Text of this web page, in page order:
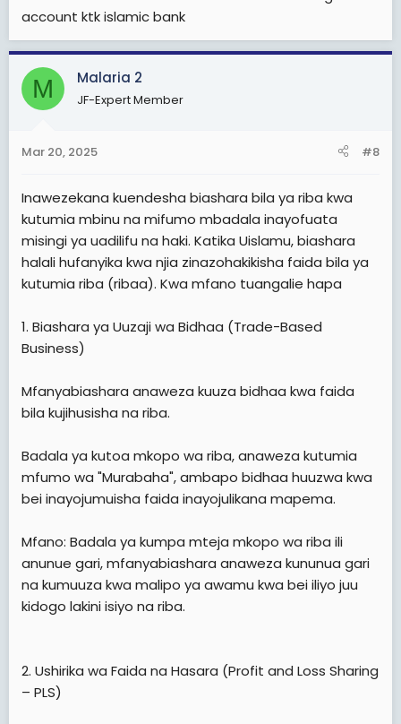
account ktk islamic bank
M Malaria 2
JF-Expert Member
Mar 20, 2025 #8
Inawezekana kuendesha biashara bila ya riba kwa
kutumia mbinu na mifumo mbadala inayofuata
misingi ya uadilifu na haki. Katika Uislamu, biashara
halali hufanyika kwa njia zinazohakikisha faida bila ya
kutumia riba (ribaa). Kwa mfano tuangalie hapa
1. Biashara ya Uuzaji wa Bidhaa (Trade-Based
Business)
Mfanyabiashara anaweza kuuza bidhaa kwa faida
bila kujihusisha na riba.
Badala ya kutoa mkopo wa riba, anaweza kutumia
mfumo wa "Murabaha", ambapo bidhaa huuzwa kwa
bei inayojumuisha faida inayojulikana mapema.
Mfano: Badala ya kumpa mteja mkopo wa riba ili
anunue gari, mfanyabiashara anaweza kununua gari
na kumuuza kwa malipo ya awamu kwa bei iliyo juu
kidogo lakini isiyo na riba.
2. Ushirika wa Faida na Hasara (Profit and Loss Sharing
– PLS)